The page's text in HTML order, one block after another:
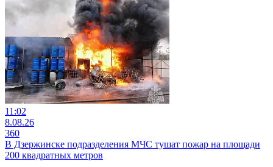
11:02
8.08.26
360
В Дзержинске подразделения МЧС тушат пожар на площади
200 квадратных метров